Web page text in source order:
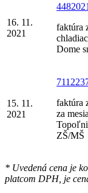
16. 11.
2021
4482021
faktúra
Dome
15. 11.
2021
faktúra
za
ZŠ/MŠ
* Uvedená cena je
platcom DPH, je